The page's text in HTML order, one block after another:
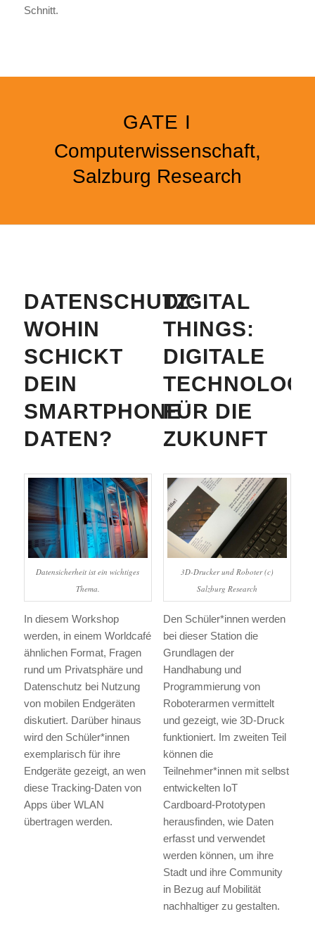
Schnitt.
GATE I
Computerwissenschaft,
Salzburg Research
DATENSCHUTZ:
WOHIN
SCHICKT
DEIN
SMARTPHONE
DATEN?
Datensicherheit ist ein wichtiges
Thema.
In diesem Workshop
werden, in einem Worldcafé
ähnlichen Format, Fragen
rund um Privatsphäre und
Datenschutz bei Nutzung
von mobilen Endgeräten
diskutiert. Darüber hinaus
wird den Schüler*innen
exemplarisch für ihre
Endgeräte gezeigt, an wen
diese Tracking-Daten von
Apps über WLAN
übertragen werden.
DIGITAL
THINGS:
DIGITALE
FÜR DIE
ZUKUNFT
3D-Drucker und Roboter (c)
Salzburg Research
Den Schüler*innen werden
bei dieser Station die
Grundlagen der
Handhabung und
Programmierung von
Roboterarmen vermittelt
und gezeigt, wie 3D-Druck
funktioniert. Im zweiten Teil
können die
Teilnehmer*innen mit selbst
entwickelten IoT
Cardboard-Prototypen
herausfinden, wie Daten
erfasst und verwendet
werden können, um ihre
Stadt und ihre Community
in Bezug auf Mobilität
nachhaltiger zu gestalten.